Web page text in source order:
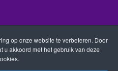
op onze website te verbeteren. Door
u akkoord met het gebruik van deze